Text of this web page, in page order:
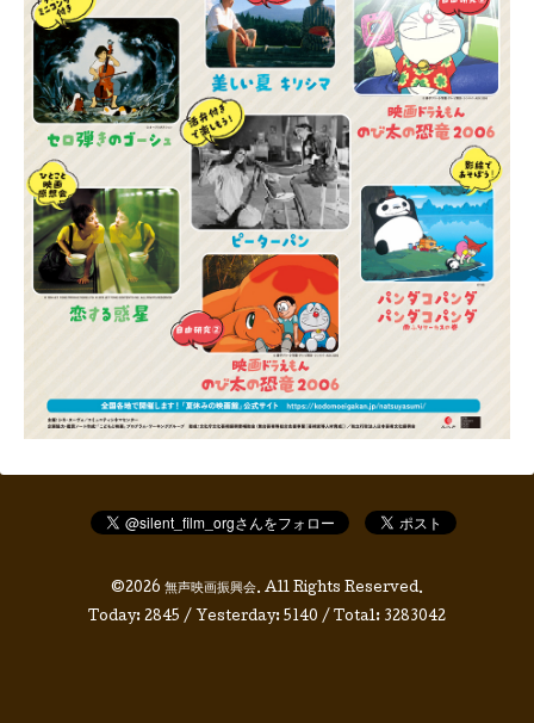
©2026 無声映画振興会. All Rights Reserved.
Today: 2845 / Yesterday: 5140 / Total: 3283042